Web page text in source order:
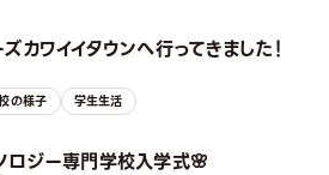
カワイイタウンへ行ってきました！
の様子 学生生活
ロジー専門学校入学式🌸